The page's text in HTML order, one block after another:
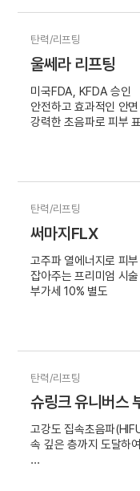
탄력/리프팅
울쎄라 리프팅
미국FDA, KFDA 승인
안전하고 효과적인 안
강력한 초음파로 피부
탄력/리프팅
써마지FLX
고주파 열에너지로 피
잡아주는 프리미엄 시술
부가세 10% 별도
탄력/리프팅
슈링크 유니버스
고강도 집속초음파
속 깊은 층까지 도달하